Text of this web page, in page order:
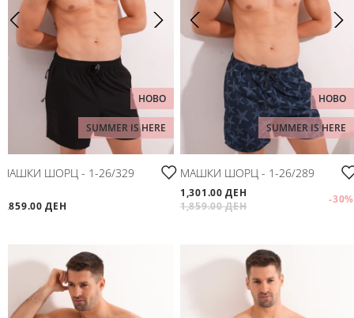
НОВО
SUMMER IS HERE
МАШКИ ШОРЦ - 1-26/329
1,859.00 ДЕН
НОВО
SUMMER IS HERE
МАШКИ ШОРЦ - 1-26/289
1,301.00 ДЕН
1,859.00 ДЕН
-30%